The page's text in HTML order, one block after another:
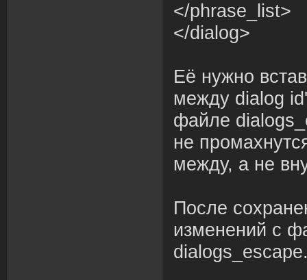
</phrase_list>
</dialog>
Её нужно
между dialog
файле
не
между, а не
После
изменений с